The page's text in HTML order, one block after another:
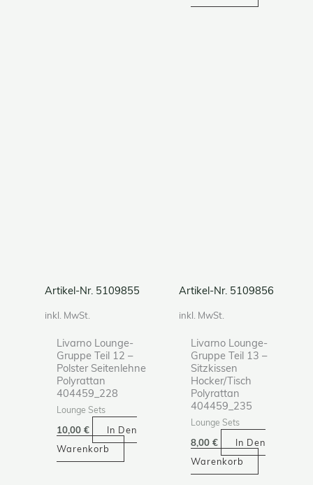
Artikel-Nr. 5109855
inkl. MwSt.
Livarno Lounge-
Gruppe Teil 12 –
Polster Seitenlehne
Polyrattan
404459_228
Lounge Sets
10,00€
In Den
Warenkorb
Artikel-Nr. 5109856
inkl. MwSt.
Livarno Lounge-
Gruppe Teil 13 –
Sitzkissen
Hocker/Tisch
Polyrattan
404459_235
Lounge Sets
8,00€
In Den
Warenkorb